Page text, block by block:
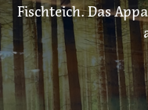
Fischteich. Das